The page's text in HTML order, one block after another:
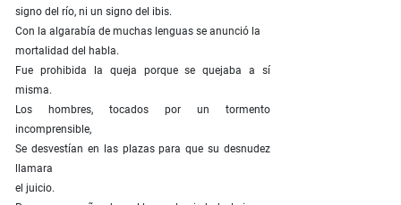
signo del río, ni un signo del ibis.
Con la algarabía de muchas lenguas se anunció la
mortalidad del habla.
Fue prohibida la queja porque se quejaba a sí
misma.
Los hombres, tocados por un tormento
incomprensible,
Se desvestían en las plazas para que su desnudez
llamara
el juicio.